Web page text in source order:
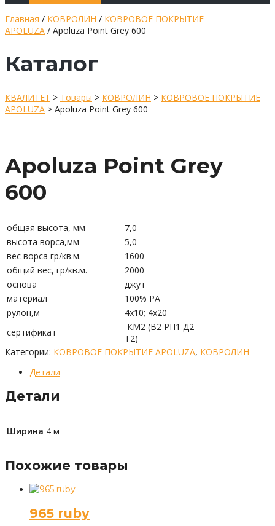
Главная / КОВРОЛИН / КОВРОВОЕ ПОКРЫТИЕ
APOLUZA / Apoluza Point Grey 600
Каталог
КВАЛИТЕТ > Товары > КОВРОЛИН > КОВРОВОЕ ПОКРЫТИЕ
APOLUZA > Apoluza Point Grey 600
Apoluza Point Grey
600
общая высота, мм
7,0
высота ворса,мм
5,0
вес ворса гр/кв.м.
1600
общий вес, гр/кв.м.
2000
основа
джут
материал
100% PA
рулон,м
4х10; 4х20
сертификат
КМ2 (В2 РП1 Д2
Т2)
Категории: КОВРОВОЕ ПОКРЫТИЕ APOLUZA, КОВРОЛИН
Детали
Детали
Ширина 4 м
Похожие товары
965 ruby